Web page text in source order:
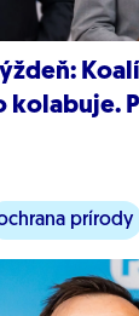
kolabuje.
prírody